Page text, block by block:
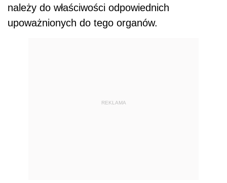
należy do właściwości odpowiednich
upoważnionych do tego organów.
REKLAMA